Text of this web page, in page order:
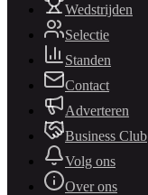
Wedstrijden
Selectie
Standen
Contact
Adverteren
Business Club
Volg ons
Over ons